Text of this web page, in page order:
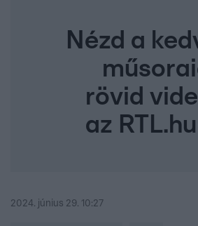
Nézd a
rövid
az
2024. június 29. 10:27